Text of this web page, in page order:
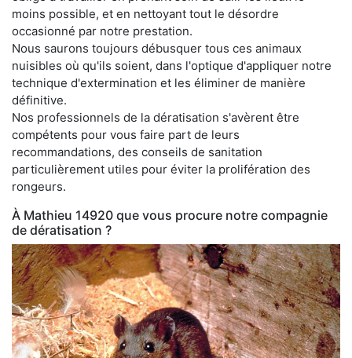
moins possible, et en nettoyant tout le désordre
occasionné par notre prestation.
Nous saurons toujours débusquer tous ces animaux
nuisibles où qu'ils soient, dans l'optique d'appliquer notre
technique d'extermination et les éliminer de manière
définitive.
Nos professionnels de la dératisation s'avèrent être
compétents pour vous faire part de leurs
recommandations, des conseils de sanitation
particulièrement utiles pour éviter la prolifération des
rongeurs.
À Mathieu 14920 que vous procure notre compagnie
de dératisation ?